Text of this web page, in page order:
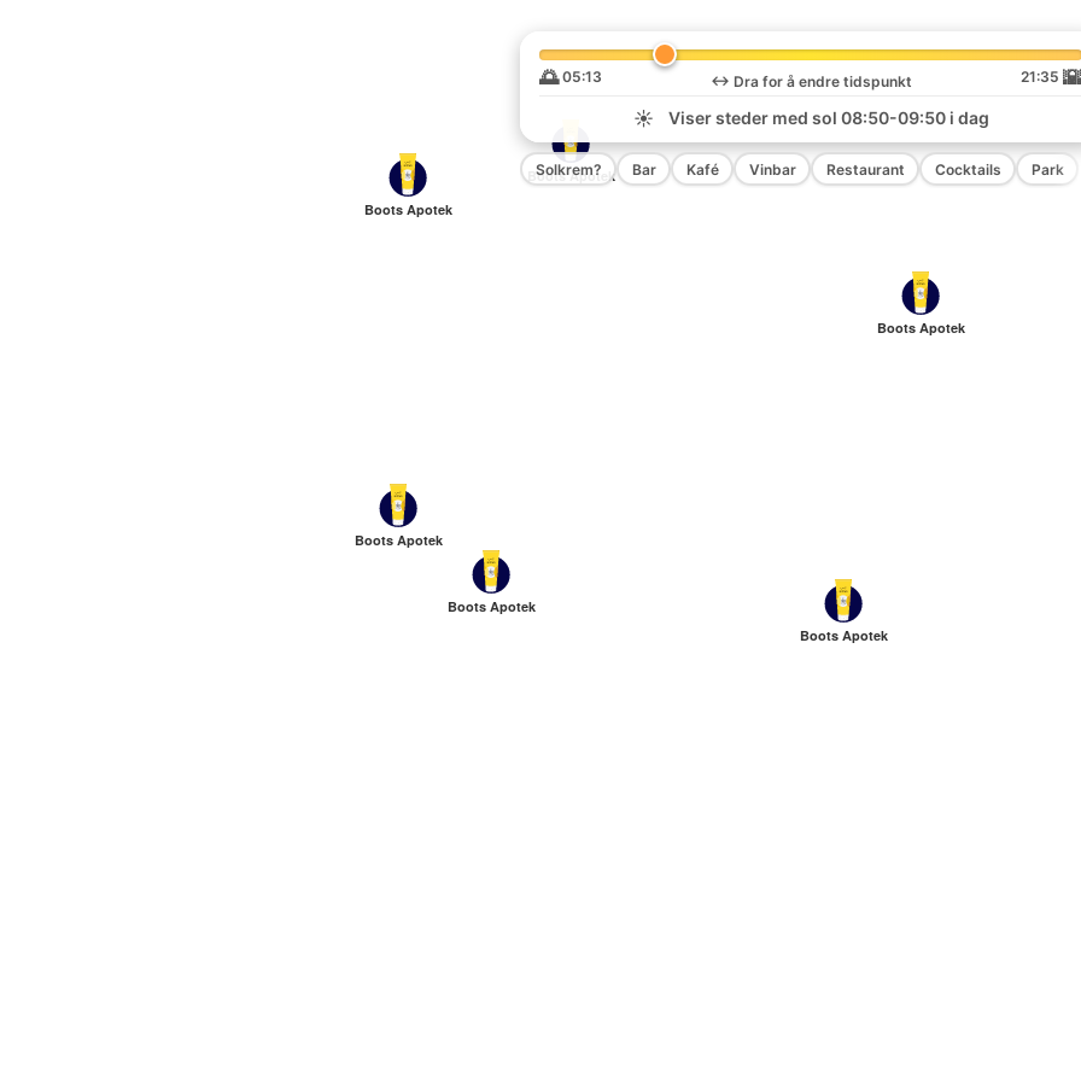
Boots Apotek
Boots Apotek
Boots Apotek
Boots Apotek
Boots Apotek
Boots Apotek
🌅 05:13 ↔️ Dra for å endre tidspunkt 21:35 🌇
☀️
Viser steder med sol 08:50-09:50i dag
Solkrem? Bar Kafé Vinbar Restaurant Cocktails Park